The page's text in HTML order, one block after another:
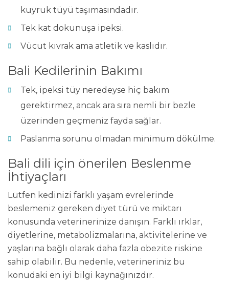
kuyruk tüyü taşımasındadır.
Tek kat dokunuşa ipeksi.
Vücut kıvrak ama atletik ve kaslıdır.
Bali Kedilerinin Bakımı
Tek, ipeksi tüy neredeyse hiç bakım
gerektirmez, ancak ara sıra nemli bir bezle
üzerinden geçmeniz fayda sağlar.
Paslanma sorunu olmadan minimum dökülme.
Bali dili için önerilen Beslenme
İhtiyaçları
Lütfen kedinizi farklı yaşam evrelerinde
beslemeniz gereken diyet türü ve miktarı
konusunda veterinerinize danışın. Farklı ırklar,
diyetlerine, metabolizmalarına, aktivitelerine ve
yaşlarına bağlı olarak daha fazla obezite riskine
sahip olabilir. Bu nedenle, veterineriniz bu
konudaki en iyi bilgi kaynağınızdır.